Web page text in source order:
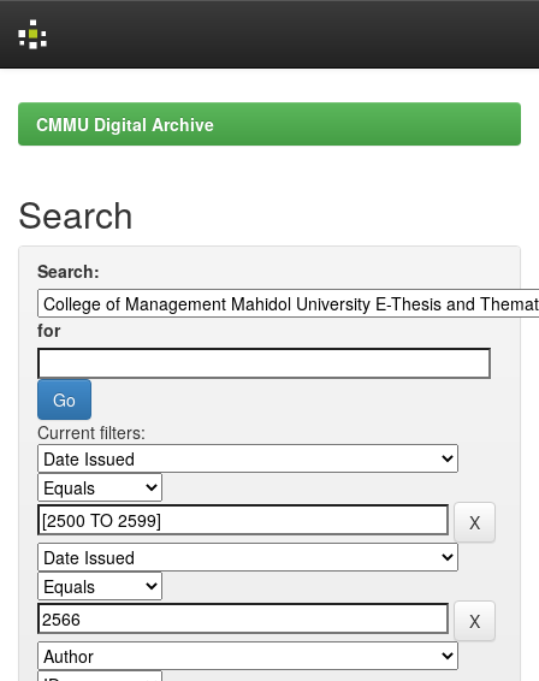
navigationCMMU Digital Archive
Search
Search:
for
Current filters: